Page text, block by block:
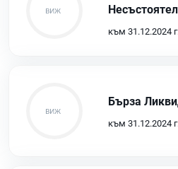
към 31.12.2024 г.
Бърза
към 31.12.2024 г.